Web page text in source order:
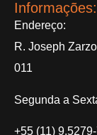
Informações​:
Endereço:
R. Joseph
011
Segunda a
+55 (11)